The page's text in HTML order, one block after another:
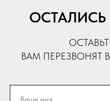
ВАМ ПЕРЕЗВОНЯТ